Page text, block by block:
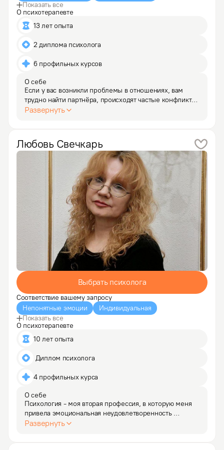
Показать все
О психотерапевте
13 лет опыта
2 диплома психолога
6 профильных курсов
О себе
Если у вас возникли проблемы в отношениях, вам
трудно найти партнёра, происходят частые конфликты
с родителями, детьми или начальством, или
я помогаю…
Развернуть
Любовь Свечкарь
Выбрать психолога
Соответствие вашему запросу
Непонятные эмоции
Индивидуальная
Показать все
О психотерапевте
10 лет опыта
Диплом психолога
4 профильных курса
О себе
Психология - моя вторая профессия, в которую меня
привела эмоциональная неудовлетворенность
отношениями. Мне знакома и понятна жизнь, которая
Развернуть